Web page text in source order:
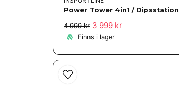
Power Tower 4in1 / Dipsstation
4 999 kr 3 999 kr
Finns i lager